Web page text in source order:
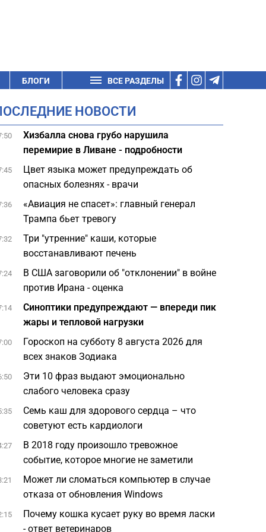
БЛОГИ ВСЕ РАЗДЕЛЫ
НОВОСТИ
Хизбалла снова грубо нарушила
перемирие в Ливане - подробности
Цвет языка может предупреждать об
опасных болезнях - врачи
«Авиация не спасет»: главный генерал
Трампа бьет тревогу
Три "утренние" каши, которые
восстанавливают печень
В США заговорили об "отклонении" в войне
против Ирана - оценка
Синоптики предупреждают — впереди пик
жары и тепловой нагрузки
Гороскоп на субботу 8 августа 2026 для
всех знаков Зодиака
Эти 10 фраз выдают эмоционально
слабого человека сразу
Семь каш для здорового сердца – что
советуют есть кардиологи
В 2018 году произошло тревожное
событие, которое многие не заметили
Может ли сломаться компьютер в случае
отказа от обновления Windows
Почему кошка кусает руку во время ласки
- ответ ветеринаров